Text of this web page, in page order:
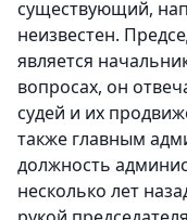
существующий,
неизвестен.
является
вопросах, он
судей и их
также главным
должность
несколько лет